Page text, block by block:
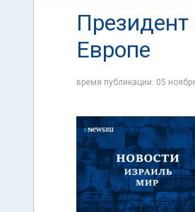
Европе
время публикации: 05